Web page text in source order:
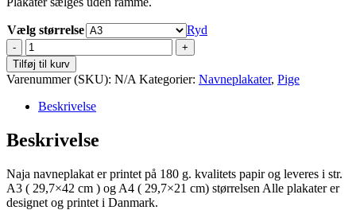
Vælg størrelse
Ryd
Naja
antal
Tilføj til kurv
Varenummer (SKU): N/A Kategorier: Navneplakater, Pige
Beskrivelse
Beskrivelse
Naja navneplakat er printet på 180 g. kvalitets papir og leveres i str.
A3 ( 29,7×42 cm ) og A4 ( 29,7×21 cm) størrelsen Alle plakater er
designet og printet i Danmark.